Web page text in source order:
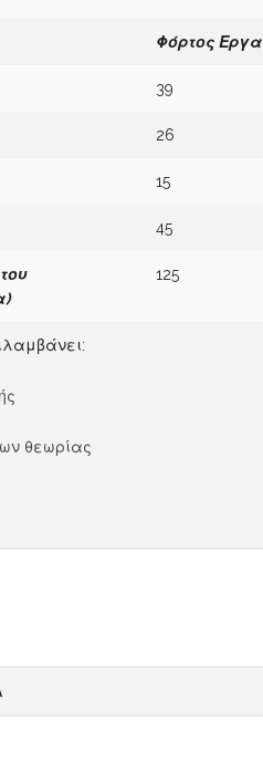
Φόρτος
39
26
15
45
125
θεωρίας